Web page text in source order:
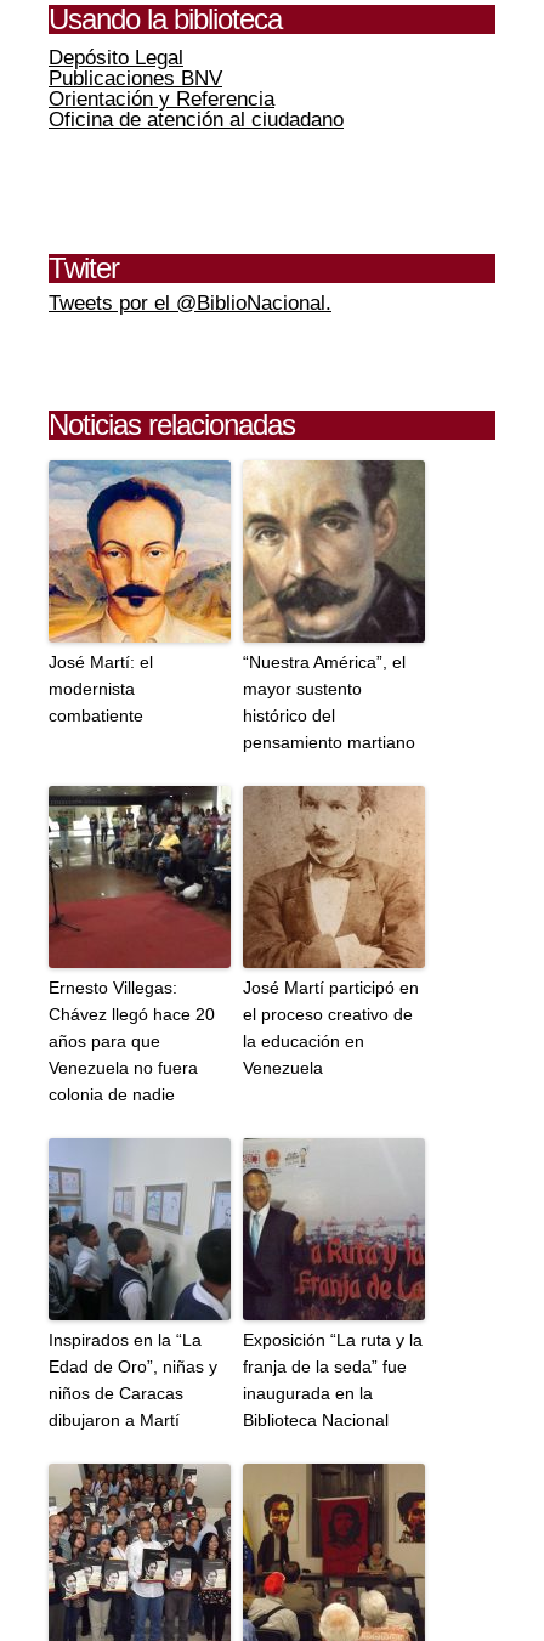
Usando la biblioteca
Depósito Legal
Publicaciones BNV
Orientación y Referencia
Oficina de atención al ciudadano
Twiter
Tweets por el @BiblioNacional.
Noticias relacionadas
José Martí: el
modernista
combatiente
“Nuestra América”, el
mayor sustento
histórico del
pensamiento martiano
Ernesto Villegas:
Chávez llegó hace 20
años para que
Venezuela no fuera
colonia de nadie
José Martí participó en
el proceso creativo de
la educación en
Venezuela
Inspirados en la “La
Edad de Oro”, niñas y
niños de Caracas
dibujaron a Martí
Exposición “La ruta y la
franja de la seda” fue
inaugurada en la
Biblioteca Nacional